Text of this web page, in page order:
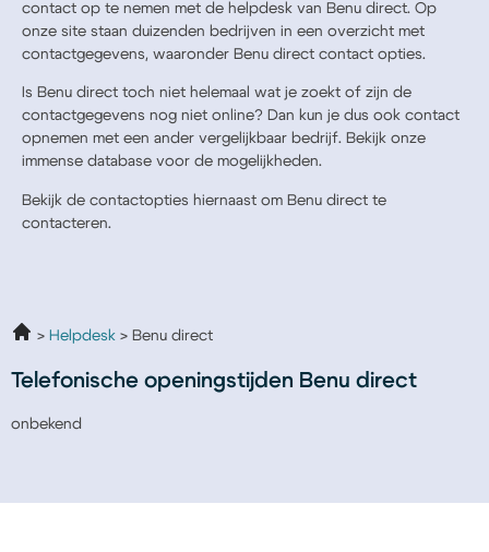
contact op te nemen met de helpdesk van Benu direct. Op
onze site staan duizenden bedrijven in een overzicht met
contactgegevens, waaronder Benu direct contact opties.
Is Benu direct toch niet helemaal wat je zoekt of zijn de
contactgegevens nog niet online? Dan kun je dus ook contact
opnemen met een ander vergelijkbaar bedrijf. Bekijk onze
immense database voor de mogelijkheden.
Bekijk de contactopties hiernaast om Benu direct te
contacteren.
Helpdesk Benu direct
Telefonische openingstijden Benu direct
onbekend